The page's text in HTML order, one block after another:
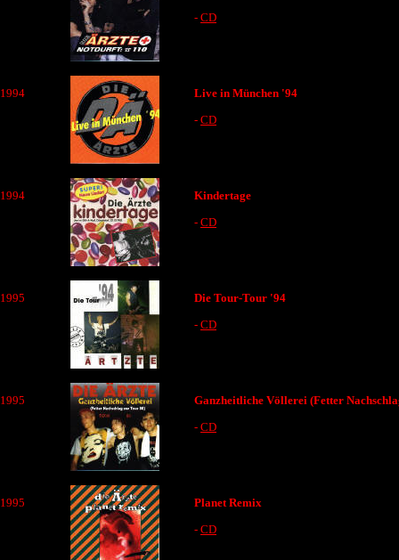
- CD
1994
Live in München '94
- CD
1994
Kindertage
- CD
1995
Die Tour-Tour '94
- CD
1995
Ganzheitliche Völlerei (Fetter
- CD
1995
Planet Remix
- CD